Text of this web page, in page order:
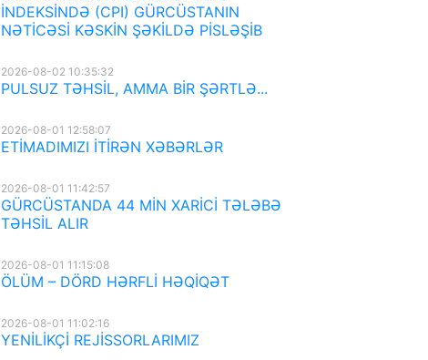
İNDEKSİNDƏ (CPI) GÜRCÜSTANIN
NƏTİCƏSİ KƏSKİN ŞƏKİLDƏ PİSLƏŞİB
2026-08-02 10:35:32
PULSUZ TƏHSİL, AMMA BİR ŞƏRTLƏ...
2026-08-01 12:58:07
ETİMADIMIZI İTİRƏN XƏBƏRLƏR
2026-08-01 11:42:57
GÜRCÜSTANDA 44 MİN XARİCİ TƏLƏBƏ
TƏHSİL ALIR
2026-08-01 11:15:08
ÖLÜM – DÖRD HƏRFLİ HƏQİQƏT
2026-08-01 11:02:16
YENİLİKÇİ REJİSSORLARIMIZ